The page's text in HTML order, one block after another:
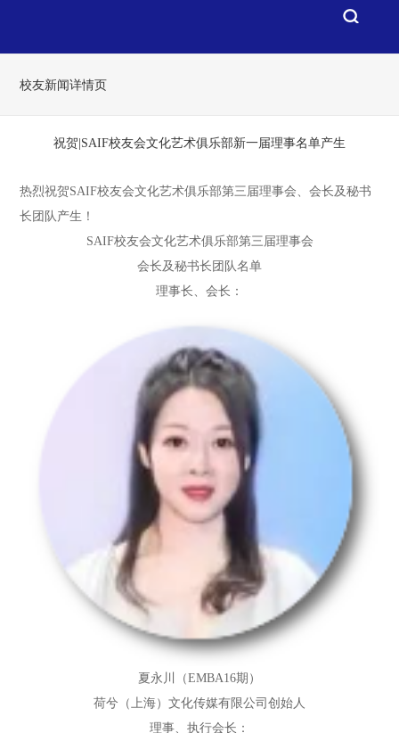
校友新闻详情页
祝贺|SAIF校友会文化艺术俱乐部新一届理事名单产生
热烈祝贺SAIF校友会文化艺术俱乐部第三届理事会、会长及秘书
长团队产生！
SAIF校友会文化艺术俱乐部第三届理事会
会长及秘书长团队名单
理事长、会长：
夏永川（EMBA16期）
荷兮（上海）文化传媒有限公司创始人
理事、执行会长：